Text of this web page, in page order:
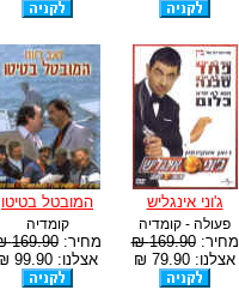
ג'וני אינגליש
פעולה - קומדיה
מחיר:169.90 ₪
אצלנו: 79.90 ₪
המובטל בטיטו
קומדיה
מחיר:169.90 ₪
אצלנו: 99.90 ₪